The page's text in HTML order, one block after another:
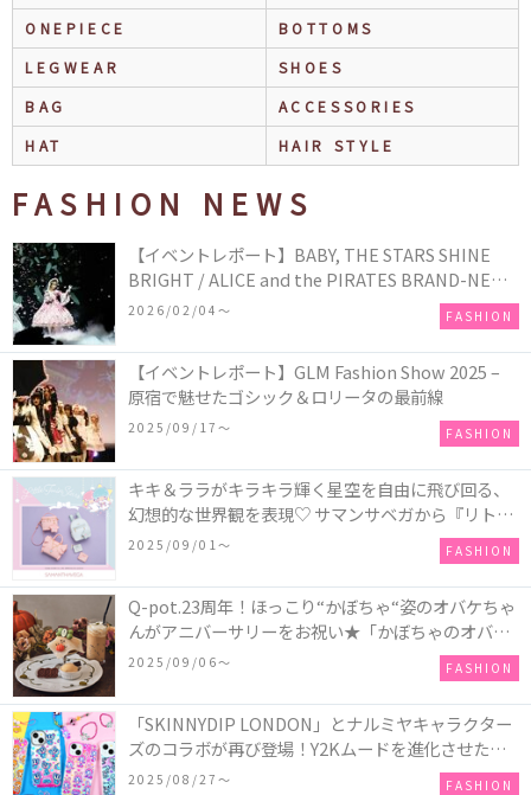
ONEPIECE
BOTTOMS
LEGWEAR
SHOES
BAG
ACCESSORIES
HAT
HAIR STYLE
FASHION NEWS
【イベントレポート】BABY, THE STARS SHINE
BRIGHT / ALICE and the PIRATES BRAND-NEW
COLLECTION in TOKYO
2026/02/04〜 FASHION
【イベントレポート】GLM Fashion Show 2025 –
原宿で魅せたゴシック＆ロリータの最前線
2025/09/17〜 FASHION
キキ＆ララがキラキラ輝く星空を自由に飛び回る、
幻想的な世界観を表現♡ サマンサベガから『リトル
ツインスターズ』50周年アニバーサリーイヤー』を
2025/09/01〜 FASHION
Q-pot.23周年！ほっこり“かぼちゃ“姿のオバケちゃ
んがアニバーサリーをお祝い★「かぼちゃのオバケ
ーキアクセサリー」が新発売！Q-pot CAFE.では
「かぼちゃのオバケーキプレート」も登場
2025/09/06〜 FASHION
「SKINNYDIP LONDON」とナルミヤキャラクター
ズのコラボが再び登場！Y2Kムードを進化させた新
作コレクションを発売♪
2025/08/27〜 FASHION